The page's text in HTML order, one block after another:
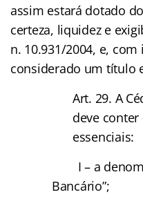
assim estará dotado
certeza, liquidez e
n. 10.931/2004, e, com
considerado um título
Art. 29. A
deve
essenciais:
I – a
Bancário”;